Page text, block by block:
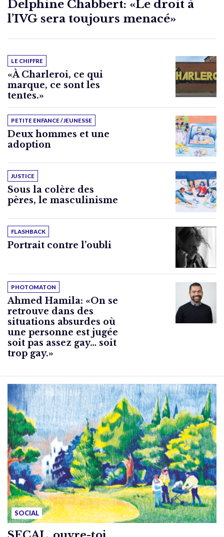
Delphine Chabbert: «Le droit à
l’IVG sera toujours menacé»
LE CHIFFRE
«À Charleroi, ce qui
marque, ce sont les
tentes.»
PETITE ENFANCE / JEUNESSE
Deux hommes et une
adoption
JUSTICE
Sous la colère des
pères, le masculinisme
FLASHBACK
Portrait contre l’oubli
PHOTOMATON
Ahmed Hamila: «On se
retrouve dans des
situations absurdes où
une personne est jugée
soit pas assez gay… soit
trop gay.»
SOCIAL